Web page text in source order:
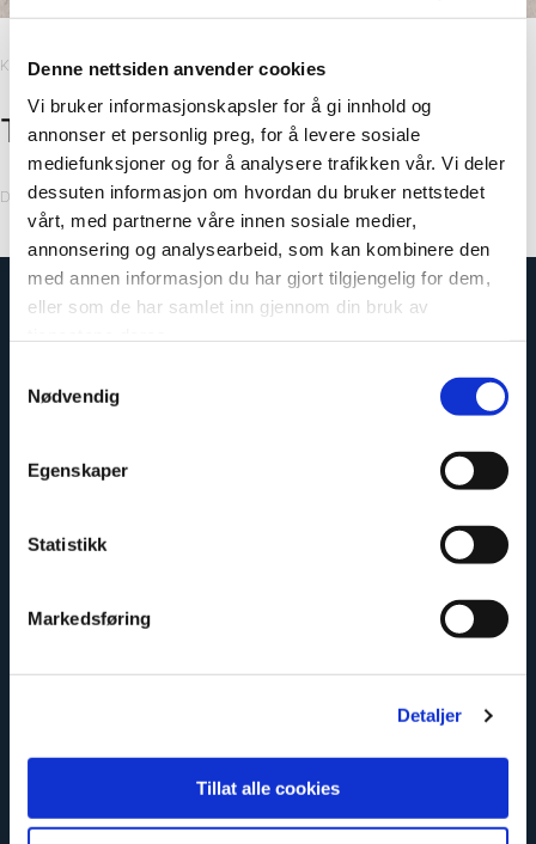
Denne nettsiden anvender cookies
Vi bruker informasjonskapsler for å gi innhold og
annonser et personlig preg, for å levere sosiale
mediefunksjoner og for å analysere trafikken vår. Vi deler
dessuten informasjon om hvordan du bruker nettstedet
vårt, med partnerne våre innen sosiale medier,
annonsering og analysearbeid, som kan kombinere den
med annen informasjon du har gjort tilgjengelig for dem,
eller som de har samlet inn gjennom din bruk av
Nødvendig
Egenskaper
Statistikk
Markedsføring
Detaljer
Tillat alle cookies
Kitchen Board
Terrazzo Light
Dekorkod: 4001 KM72
Säker och godkänd